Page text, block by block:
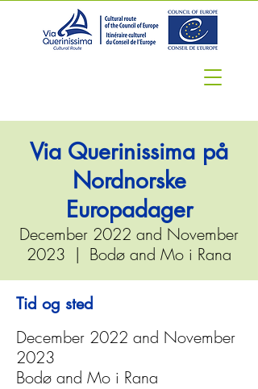
Via Querinissima på
Nordnorske
Europadager
December 2022 and November
2023
  |
Bodø and Mo i Rana
Tid og sted
December 2022 and November
2023
Bodø and Mo i Rana